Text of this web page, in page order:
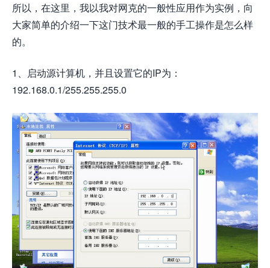
所以，在这里，我以我对网克的一般性应用作为实例，向
大家简单的介绍一下这门技术最一般的手工操作是怎么样
的。
1、启动源计算机，并且设置它的IP为：
192.168.0.1/255.255.255.0